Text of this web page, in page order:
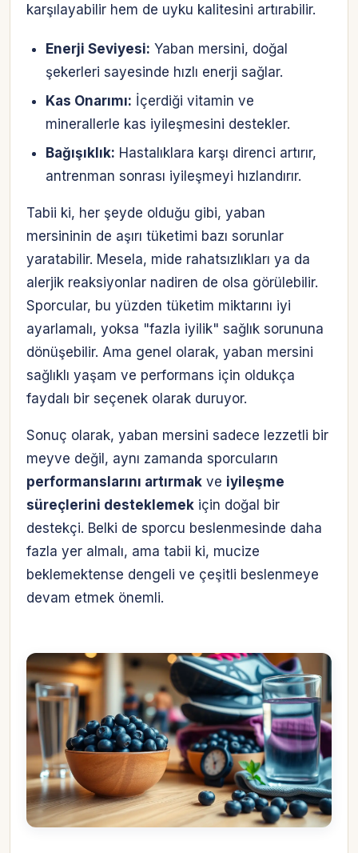
karşılayabilir hem de uyku kalitesini artırabilir.
Enerji Seviyesi: Yaban mersini, doğal
şekerleri sayesinde hızlı enerji sağlar.
Kas Onarımı: İçerdiği vitamin ve
minerallerle kas iyileşmesini destekler.
Bağışıklık: Hastalıklara karşı direnci artırır,
antrenman sonrası iyileşmeyi hızlandırır.
Tabii ki, her şeyde olduğu gibi, yaban
mersininin de aşırı tüketimi bazı sorunlar
yaratabilir. Mesela, mide rahatsızlıkları ya da
alerjik reaksiyonlar nadiren de olsa görülebilir.
Sporcular, bu yüzden tüketim miktarını iyi
ayarlamalı, yoksa "fazla iyilik" sağlık sorununa
dönüşebilir. Ama genel olarak, yaban mersini
sağlıklı yaşam ve performans için oldukça
faydalı bir seçenek olarak duruyor.
Sonuç olarak, yaban mersini sadece lezzetli bir
meyve değil, aynı zamanda sporcuların
performanslarını artırmak ve iyileşme
süreçlerini desteklemek için doğal bir
destekçi. Belki de sporcu beslenmesinde daha
fazla yer almalı, ama tabii ki, mucize
beklemektense dengeli ve çeşitli beslenmeye
devam etmek önemli.